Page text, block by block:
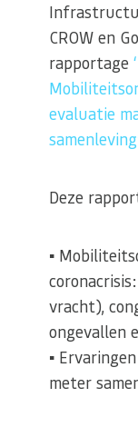
CROW en
rapportage
evaluatie
Deze
▪
vracht),
ongevallen
▪
meter